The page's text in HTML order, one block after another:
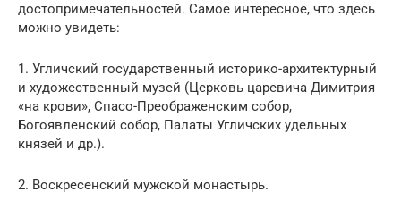
достопримечательностей. Самое интересное, что здесь
можно увидеть:
1. Угличский государственный историко-архитектурный
и художественный музей (Церковь царевича Димитрия
«на крови», Спасо-Преображенским собор,
Богоявленский собор, Палаты Угличских удельных
князей и др.).
2. Воскресенский мужской монастырь.